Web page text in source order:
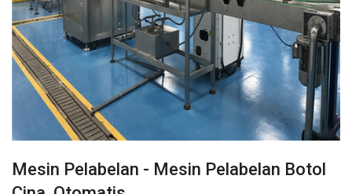
Mesin Pelabelan - Mesin Pelabelan Botol